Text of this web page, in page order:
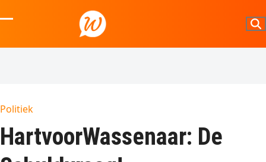
to
mobile
mobile
Politiek
HartvoorWassenaar: De